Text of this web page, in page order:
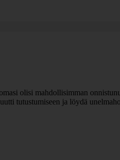
olisi mahdollisimman
tutustumiseen ja löydä